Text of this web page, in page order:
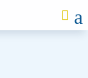
 a